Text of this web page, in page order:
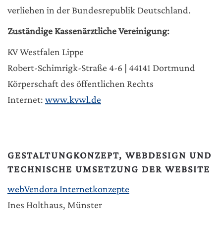
verliehen in der Bundesrepublik Deutschland.
Zuständige Kassenärztliche Vereinigung:
KV Westfalen Lippe
Robert-Schimrigk-Straße 4-6 | 44141 Dortmund
Körperschaft des öffentlichen Rechts
Internet: www.kvwl.de
GESTALTUNGKONZEPT, WEBDESIGN UND
TECHNISCHE UMSETZUNG DER WEBSITE
webVendora Internetkonzepte
Ines Holthaus, Münster